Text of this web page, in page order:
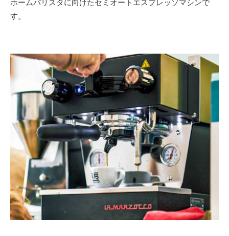
ホームバリスタに向けたセミオートエスプレッソマシンで
す。